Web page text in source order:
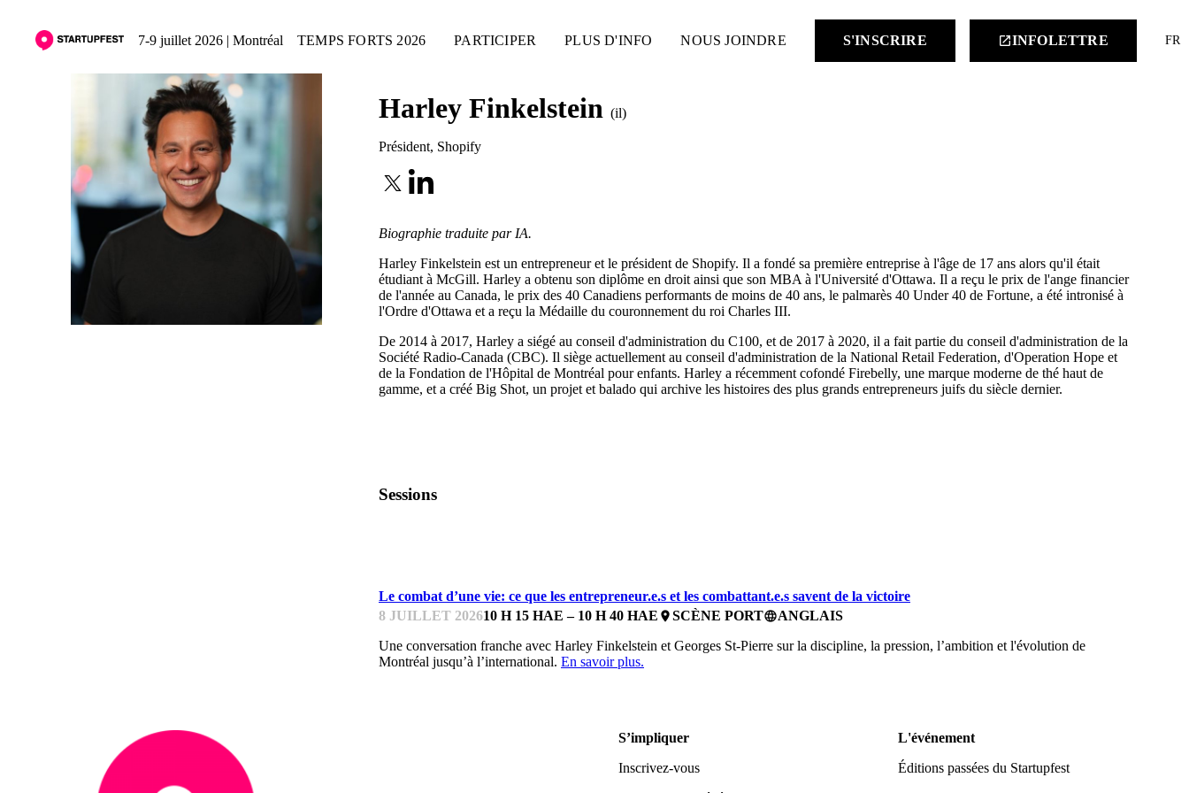
7-9 juillet 2026 | Montréal TEMPS FORTS 2026 PARTICIPER PLUS D'INFO NOUS JOINDRE S'INSCRIRE launchINFOLETTRE FR
Harley Finkelstein (il)
Président, Shopify
Biographie traduite par IA.
Harley Finkelstein est un entrepreneur et le président de Shopify. Il a fondé sa première entreprise à l'âge de 17 ans alors qu'il était
étudiant à McGill. Harley a obtenu son diplôme en droit ainsi que son MBA à l'Université d'Ottawa. Il a reçu le prix de l'ange financier
de l'année au Canada, le prix des 40 Canadiens performants de moins de 40 ans, le palmarès 40 Under 40 de Fortune, a été intronisé à
l'Ordre d'Ottawa et a reçu la Médaille du couronnement du roi Charles III.
De 2014 à 2017, Harley a siégé au conseil d'administration du C100, et de 2017 à 2020, il a fait partie du conseil d'administration de la
Société Radio-Canada (CBC). Il siège actuellement au conseil d'administration de la National Retail Federation, d'Operation Hope et
de la Fondation de l'Hôpital de Montréal pour enfants. Harley a récemment cofondé Firebelly, une marque moderne de thé haut de
gamme, et a créé Big Shot, un projet et balado qui archive les histoires des plus grands entrepreneurs juifs du siècle dernier.
Sessions
Le combat d’une vie: ce que les entrepreneur.e.s et les combattant.e.s savent de la victoire
8 JUILLET 202610 H 15 HAE – 10 H 40 HAE placeSCÈNE PORTlanguageANGLAIS
Une conversation franche avec Harley Finkelstein et Georges St-Pierre sur la discipline, la pression, l’ambition et l'évolution de
Montréal jusqu’à l’international. En savoir plus.
S’impliquer
Inscrivez-vous
L'événement
Éditions passées du Startupfest